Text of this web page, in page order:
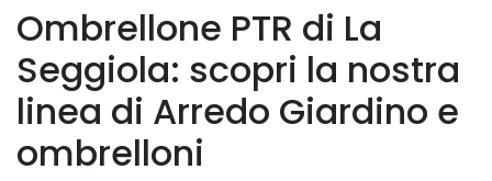
Ombrellone PTR di La
Seggiola: scopri la nostra
linea di Arredo Giardino e
ombrelloni